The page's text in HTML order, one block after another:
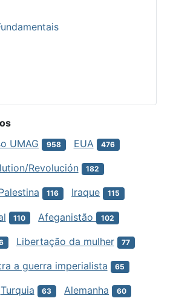
UMAG
958 EUA 476
Revolución 182
116 Iraque 115
110 Afeganistão 102
Libertação da mulher 77
a guerra imperialista 65
Turquia 63 Alemanha 60